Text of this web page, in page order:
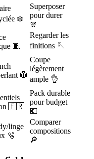
❄️
Superposer
pour durer
🧣
🧵
Regarder les
finitions 🪡
🧥
Coupe
légèrement
ample 👌
🇫🇷
Pack durable
pour budget
💶
linge
🫧
Comparer
compositions
🔎